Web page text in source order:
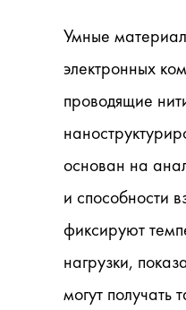
Умные
электронных
проводящие
основан на
и способности
фиксируют
нагрузки,
могут получать